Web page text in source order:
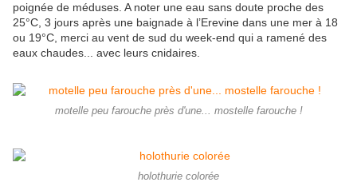
poignée de méduses. A noter une eau sans doute proche des
25°C, 3 jours après une baignade à l’Erevine dans une mer à 18
ou 19°C, merci au vent de sud du week-end qui a ramené des
eaux chaudes... avec leurs cnidaires.
motelle peu farouche près d'une... mostelle farouche !
holothurie colorée